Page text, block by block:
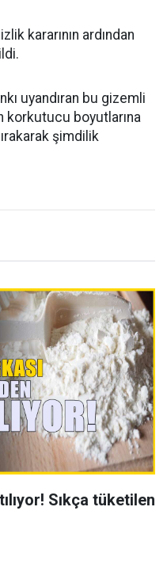
kararının ardından
uyandıran bu gizemli
korkutucu boyutlarına
şimdilik
Sıkça tüketilen